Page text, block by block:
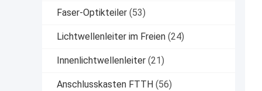
Faser-Optikteiler (53)
Lichtwellenleiter im Freien (24)
Innenlichtwellenleiter (21)
Anschlusskasten FTTH (56)